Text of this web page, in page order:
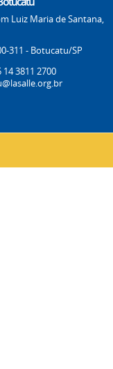
Luiz Maria de Santana,
311 - Botucatu/SP
14 3811 2700